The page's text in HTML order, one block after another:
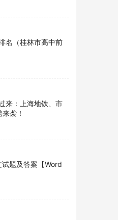
名（桂林市高中前
来：上海地铁、市
袭！
题及答案【Word